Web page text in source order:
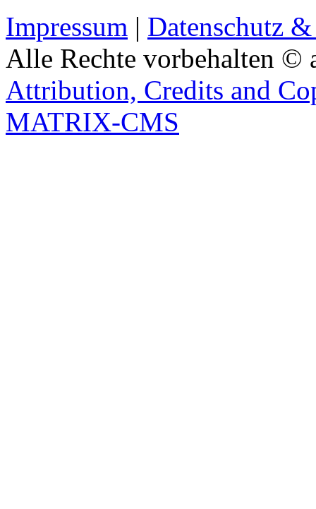
Impressum | Datenschutz
Alle Rechte vorbehalten ©
Attribution, Credits and
MATRIX-CMS